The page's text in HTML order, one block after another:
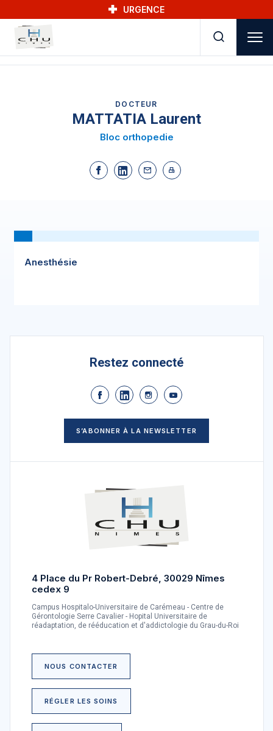
URGENCE
DOCTEUR
MATTATIA Laurent
Bloc orthopedie
Anesthésie
Restez connecté
S’ABONNER À LA NEWSLETTER
4 Place du Pr Robert-Debré, 30029 Nîmes
cedex 9
Campus Hospitalo-Universitaire de Carémeau - Centre de
Gérontologie Serre Cavalier - Hopital Universitaire de
réadaptation, de rééducation et d'addictologie du Grau-du-Roi
NOUS CONTACTER
RÉGLER LES SOINS